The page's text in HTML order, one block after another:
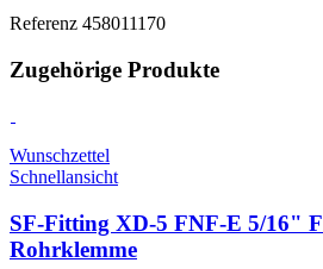
Referenz 458011170
Zugehörige Produkte
Wunschzettel
Schnellansicht
SF-Fitting XD-5 FNF-E 5/16"
Rohrklemme